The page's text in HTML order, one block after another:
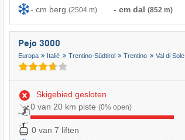
- cm berg (2504 m) - cm dal (852 m)
Pejo 3000
Europa Italië Trentino-Südtirol Trentino Val di Sole
Skigebied gesloten
0 van 20 km piste (0% open)
0 van 7 liften